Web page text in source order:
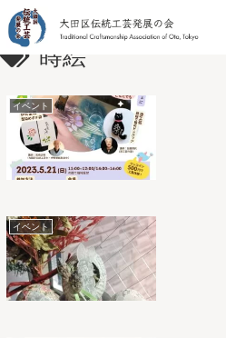
蒔絵
イベント
イベント